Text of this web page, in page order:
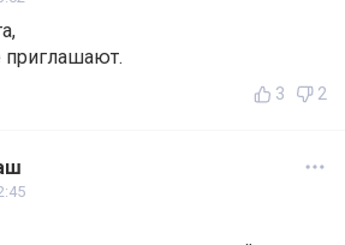
приглашают.
3 2